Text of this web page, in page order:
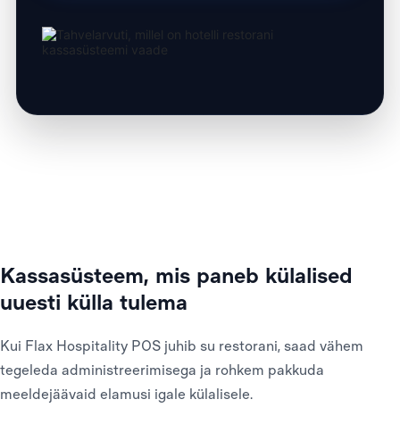
Kassasüsteem, mis paneb külalised
uuesti külla tulema
Kui Flax Hospitality POS juhib su restorani, saad vähem
tegeleda administreerimisega ja rohkem pakkuda
meeldejäävaid elamusi igale külalisele.